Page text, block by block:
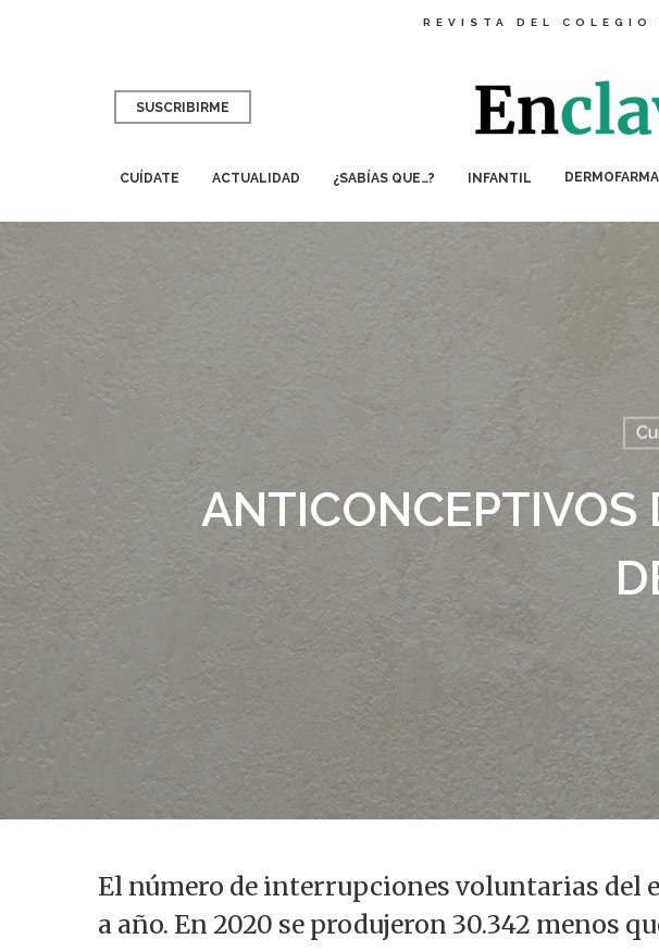
REVISTA DEL COLEGIO
Presiona enter para buscar o ESC para salir
SUSCRIBIRME
CUÍDATE ACTUALIDAD ¿SABÍAS QUE…? INFANTIL
ANTICONCEPTIVOS
El número de interrupciones voluntarias del
a año. En 2020 se produjeron 30.342 menos